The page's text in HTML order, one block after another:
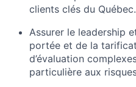
clients clés du Québec.
Assurer le leadership
portée et de la
d’évaluation
particulière aux